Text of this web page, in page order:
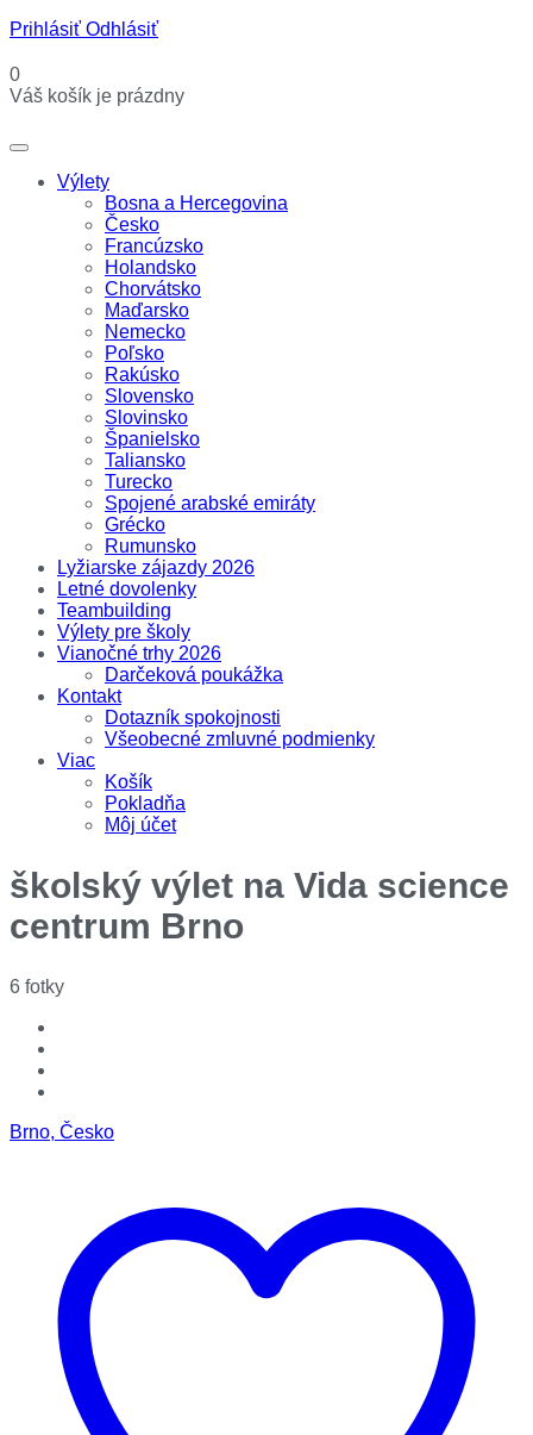
Prihlásiť Odhlásiť
0
Váš košík je prázdny
Výlety
Bosna a Hercegovina
Česko
Francúzsko
Holandsko
Chorvátsko
Maďarsko
Nemecko
Poľsko
Rakúsko
Slovensko
Slovinsko
Španielsko
Taliansko
Turecko
Spojené arabské emiráty
Grécko
Rumunsko
Lyžiarske zájazdy 2026
Letné dovolenky
Teambuilding
Výlety pre školy
Vianočné trhy 2026
Darčeková poukážka
Kontakt
Dotazník spokojnosti
Všeobecné zmluvné podmienky
Viac
Košík
Pokladňa
Môj účet
školský výlet na Vida science
centrum Brno
6 fotky
Brno, Česko